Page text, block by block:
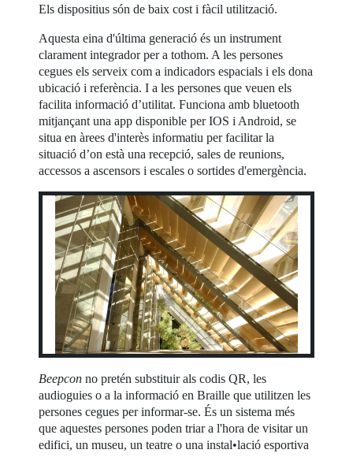
Els dispositius són de baix cost i fàcil utilització.
Aquesta eina d'última generació és un instrument
clarament integrador per a tothom. A les persones
cegues els serveix com a indicadors espacials i els dona
ubicació i referència. I a les persones que veuen els
facilita informació d’utilitat. Funciona amb bluetooth
mitjançant una app disponible per IOS i Android, se
situa en àrees d'interès informatiu per facilitar la
situació d’on està una recepció, sales de reunions,
accessos a ascensors i escales o sortides d'emergència.
Beepconno pretén substituir als codis QR, les
audioguies o a la informació en Braille que utilitzen les
persones cegues per informar-se. És un sistema més
que aquestes persones poden triar a l'hora de visitar un
edifici, un museu, un teatre o una instal•lació esportiva